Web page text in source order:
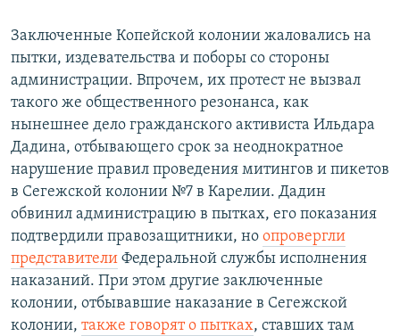
Заключенные Копейской колонии жаловались на
пытки, издевательства и поборы со стороны
администрации. Впрочем, их протест не вызвал
такого же общественного резонанса, как
нынешнее дело гражданского активиста Ильдара
Дадина, отбывающего срок за неоднократное
нарушение правил проведения митингов и пикетов
в Сегежской колонии №7 в Карелии. Дадин
обвинил администрацию в пытках, его показания
подтвердили правозащитники, но опровергли
представители Федеральной службы исполнения
наказаний. При этом другие заключенные
колонии, отбывавшие наказание в Сегежской
колонии, также говорят о пытках, ставших там